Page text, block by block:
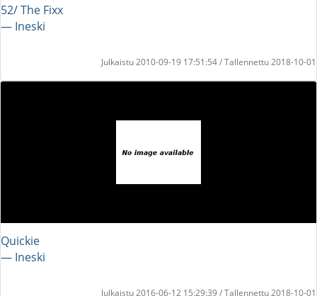
52/ The Fixx
― Ineski
Julkaistu 2010-09-19 17:51:54 / Tallennettu 2018-10-01
Quickie
― Ineski
Julkaistu 2016-06-12 15:29:39 / Tallennettu 2018-10-01